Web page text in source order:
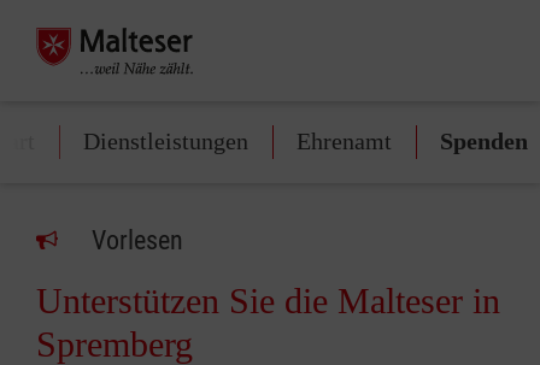
Dienstleistungen Ehrenamt Spenden
Vorlesen
Unterstützen Sie die Malteser in
Spremberg